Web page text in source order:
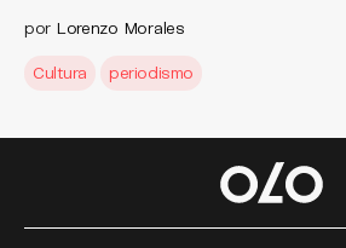
por Lorenzo Morales
Cultura periodismo